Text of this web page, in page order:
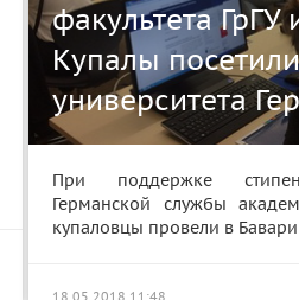
факультета
Купалы
университета
При поддержке
Германской службы
купаловцы провели в